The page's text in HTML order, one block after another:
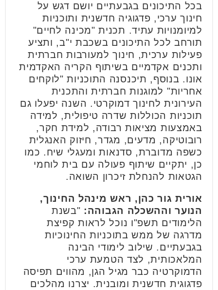
בכל התיכונים בגבעתיים יושם דגש על
חינוך ערכי, פדגוגיה חדשנית ותוכניות
למיומנויות עתיד. תכנית "מכינה לחיים"
תורחב לכל התיכונים בשכבת י"ב, ותציע
פעילות ערכית, חינוך למעורבות חברתית
ותכנים אקדמיים בשיתוף הקריה האקדמית
אונו. בנוסף, תיכנסנה התוכניות "לוקחים
אחריות" למוגנות חברתית והתכנית
העירונית לחינוך דמוקרטי. השנה יפעלו גם
תוכניות הכוללות שדרה טיפולית, למידה
באמצעות מציאות רבודה, למידת חקר,
רובוטיקה, מדעים, מגדר, חיזוק האנגלית
כשפה מדוברת, סדנאות ומעגלי שיח. כמו
כן, יתקיים שיתוף פעולה עם בית לוחמי
הגטאות להנחלת זיכרון השואה.
אורית גור כהן, ראש מינהל החינוך,
הנוער וההשכלה הגבוהה: "בשנת
הלימודים תשפ"ו נוכל לראות קפיצת
מדרגה של ממש בתוכניות החינוכיות
בגבעתיים. שילוב לימודי הבינה
המלאכותית, לצד הטמעת ערכי
הדמוקרטיה כבר מגיל הגן, מהווים תפיסה
פדגוגית חדשנית ומובנית. יצרנו מהלכים